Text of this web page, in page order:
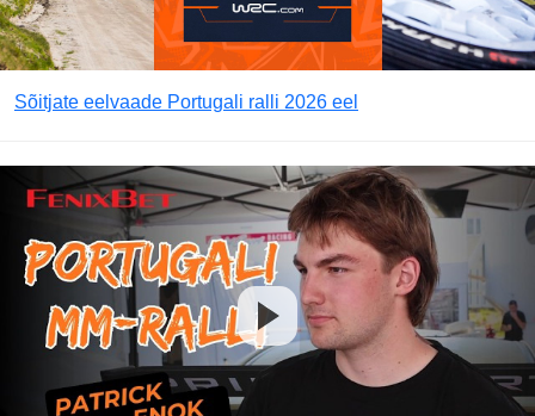
Sõitjate eelvaade Portugali ralli 2026 eel